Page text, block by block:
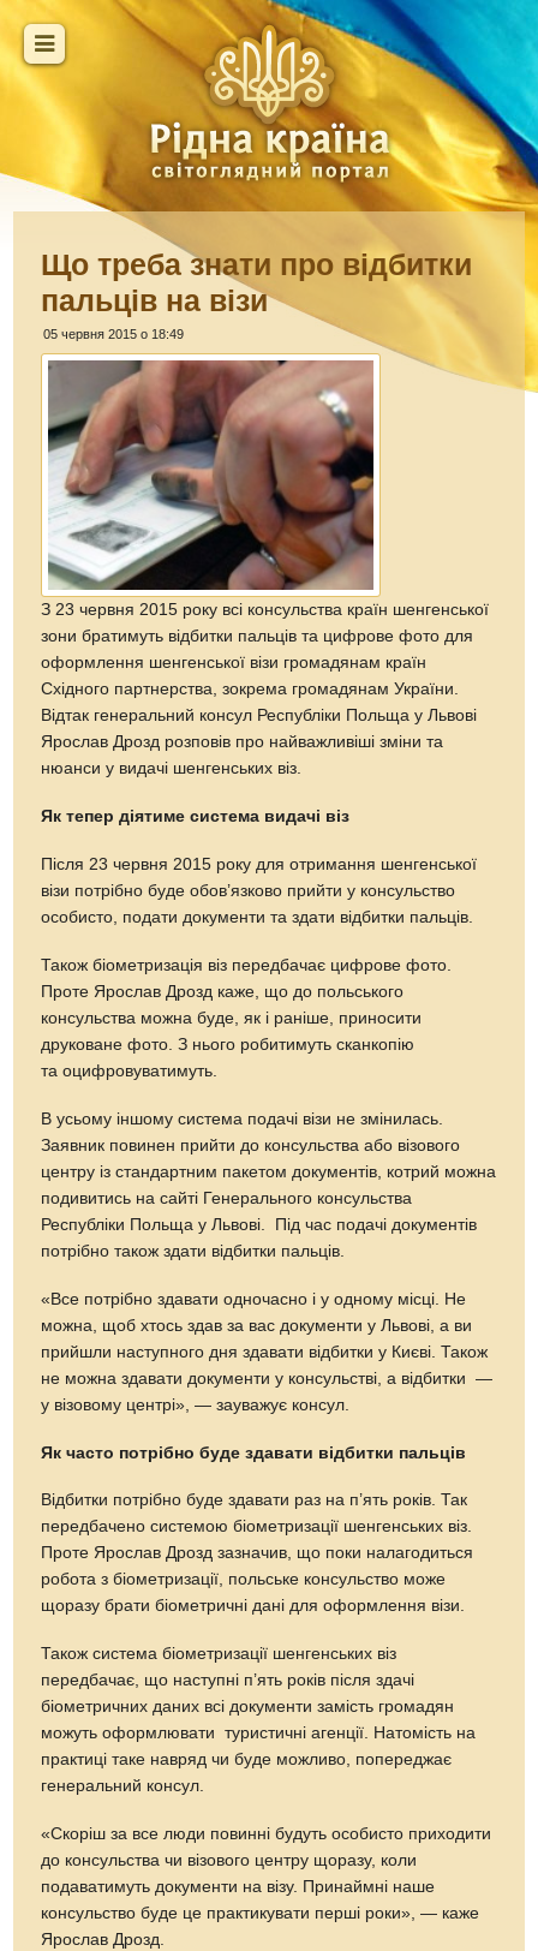
Що треба знати про відбитки
пальців на візи
05 червня 2015 о 18:49
З 23 червня 2015 року всі консульства країн шенгенської
зони братимуть відбитки пальців та цифрове фото для
оформлення шенгенської візи громадянам країн
Східного партнерства, зокрема громадянам України.
Відтак генеральний консул Республіки Польща у Львові
Ярослав Дрозд розповів про найважливіші зміни та
нюанси у видачі шенгенських віз.
Як тепер діятиме система видачі віз
Після 23 червня 2015 року для отримання шенгенської
візи потрібно буде обов’язково прийти у консульство
особисто, подати документи та здати відбитки пальців.
Також біометризація віз передбачає цифрове фото.
Проте Ярослав Дрозд каже, що до польського
консульства можна буде, як і раніше, приносити
друковане фото. З нього робитимуть сканкопію
та оцифровуватимуть.
В усьому іншому система подачі візи не змінилась.
Заявник повинен прийти до консульства або візового
центру із стандартним пакетом документів, котрий можна
подивитись на сайті Генерального консульства
Республіки Польща у Львові. Під час подачі документів
потрібно також здати відбитки пальців.
«Все потрібно здавати одночасно і у одному місці. Не
можна, щоб хтось здав за вас документи у Львові, а ви
прийшли наступного дня здавати відбитки у Києві. Також
не можна здавати документи у консульстві, а відбитки —
у візовому центрі», — зауважує консул.
Як часто потрібно буде здавати відбитки пальців
Відбитки потрібно буде здавати раз на п’ять років. Так
передбачено системою біометризації шенгенських віз.
Проте Ярослав Дрозд зазначив, що поки налагодиться
робота з біометризації, польське консульство може
щоразу брати біометричні дані для оформлення візи.
Також система біометризації шенгенських віз
передбачає, що наступні п’ять років після здачі
біометричних даних всі документи замість громадян
можуть оформлювати туристичні агенції. Натомість на
практиці таке навряд чи буде можливо, попереджає
генеральний консул.
«Скоріш за все люди повинні будуть особисто приходити
до консульства чи візового центру щоразу, коли
подаватимуть документи на візу. Принаймні наше
консульство буде це практикувати перші роки», — каже
Ярослав Дрозд.